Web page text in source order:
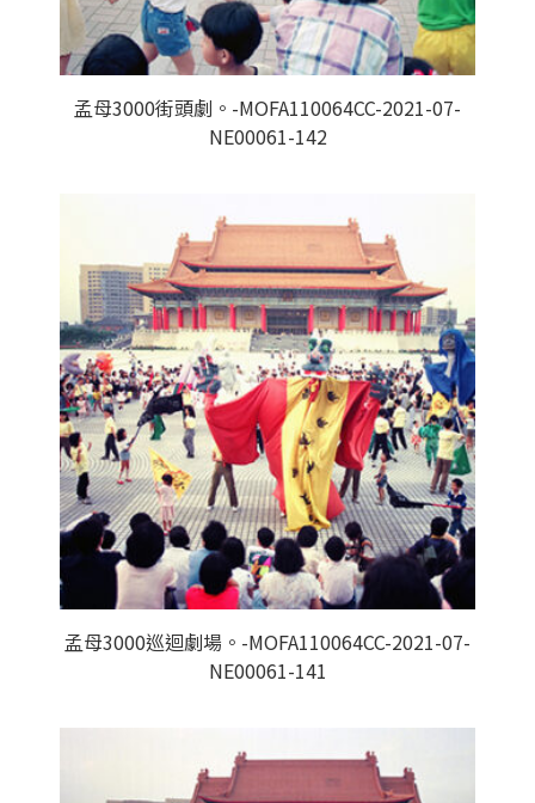
孟母3000街頭劇。-MOFA110064CC-2021-07-
NE00061-142
孟母3000巡迴劇場。-MOFA110064CC-2021-07-
NE00061-141